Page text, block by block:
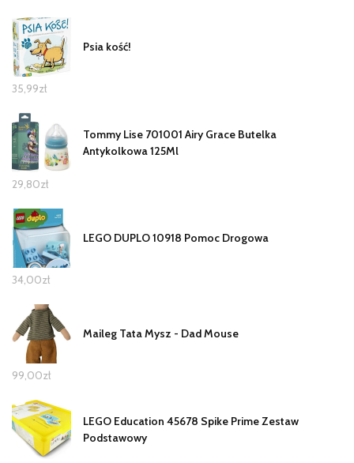
Psia kość!
35,99zł
Tommy Lise 701001 Airy Grace Butelka
Antykolkowa 125Ml
29,80zł
LEGO DUPLO 10918 Pomoc Drogowa
34,00zł
Maileg Tata Mysz - Dad Mouse
99,00zł
LEGO Education 45678 Spike Prime Zestaw
Podstawowy